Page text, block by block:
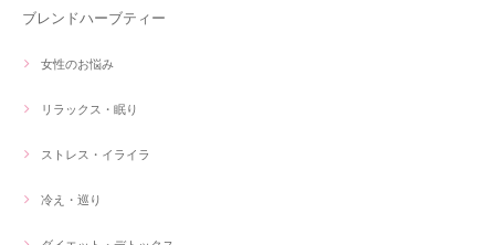
ブレンドハーブティー
女性のお悩み
リラックス・眠り
ストレス・イライラ
冷え・巡り